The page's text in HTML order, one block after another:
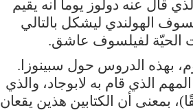
قال عنه دولوز يوما أنه يقيم
الهولندي ليشكل بالتالي
الحيّة لفيلسوف عاشق.
بهذه الدروس حول سبينوزا.
الذي قام به لابوجاد، والذي
بمعنى أن الكتابين هذين يقعان